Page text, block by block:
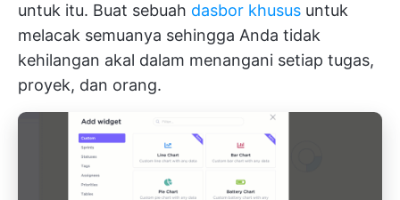
untuk itu. Buat sebuah dasbor khusus untuk
melacak semuanya sehingga Anda tidak
kehilangan akal dalam menangani setiap tugas,
proyek, dan orang.